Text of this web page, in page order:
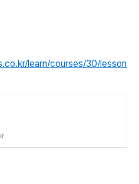
learn/courses/30/lesson